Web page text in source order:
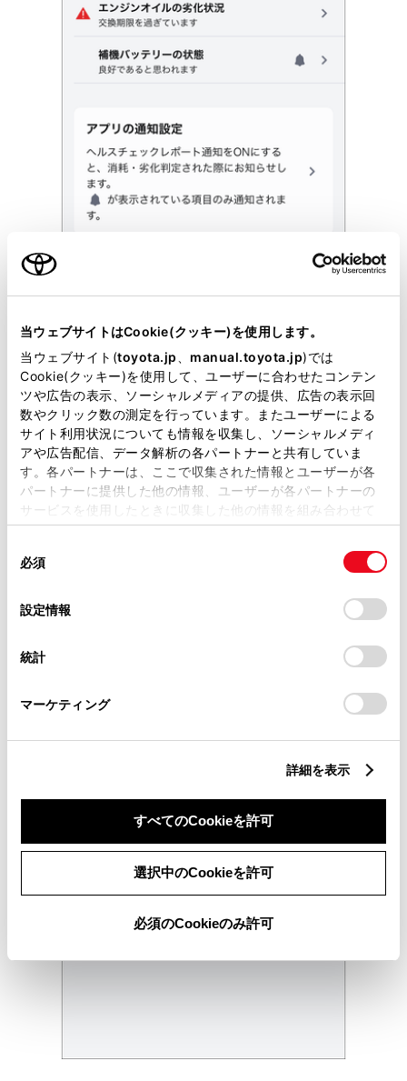
当ウェブサイトはCookie(クッキー)を使用します。
当ウェブサイト(toyota.jp manual.toyota.jp)では
Cookie(クッキー)を使用して、ユーザーに合わせたコンテン
ツや広告の表示、ソーシャルメディアの提供、広告の表示回
数やクリック数の測定を行っています。またユーザーによる
サイト利用状況についても情報を収集し、ソーシャルメディ
アや広告配信、データ解析の各パートナーと共有していま
す。各パートナーは、ここで収集された情報とユーザーが各
パートナーに提供した他の情報、ユーザーが各パートナーの
サービスを使用したときに収集した他の情報を組み合わせて
使用することがあります。当ウェブサイトの使用を続行する
デバイスにすべてのCookie(クッキー)が保存されることに同
意したことになります。Cookie(クッキー)のオプトアウト、
設定の変更、同意を撤回したりするにあたっては、当社の
「Cookie（クッキー）情報の取り扱いについて
」をご覧くだ
必須
設定情報
統計
マーケティング
詳細を表示
すべてのCookieを許可
選択中のCookieを許可
必須のCookieのみ許可
表示がある項目は、消耗・劣化判定された際にプッシ
ュ通知でお知らせします。
詳細情報を確認します。